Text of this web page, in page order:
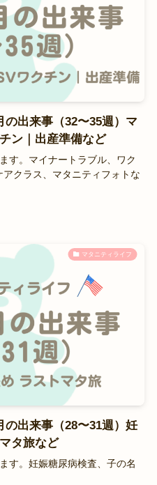
の出来事（32〜35週）マ
ン｜出産準備など
す。マイナートラブル、ワク
クラス、マタニティフォトな
マタニティライフ
の出来事（28〜31週）妊
タ旅など
す。妊娠糖尿病検査、子の名